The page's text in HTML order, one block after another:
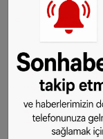
Gies,
dikkat
başlamak son
tarzı
artık elimizde
tedavi